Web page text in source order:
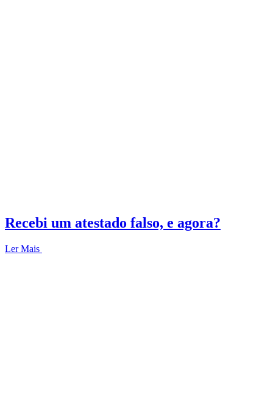
Recebi um atestado falso, e agora?
Ler Mais